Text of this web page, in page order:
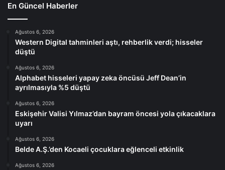
En Güncel Haberler
Ağustos 6, 2026
Western Digital tahminleri aştı, rehberlik verdi; hisseler
düştü
Ağustos 6, 2026
Alphabet hisseleri yapay zeka öncüsü Jeff Dean’in
ayrılmasıyla %5 düştü
Ağustos 6, 2026
Eskişehir Valisi Yılmaz’dan bayram öncesi yola çıkacaklara
uyarı
Ağustos 6, 2026
Belde A.Ş.’den Kocaeli çocuklara eğlenceli etkinlik
Ağustos 6, 2026